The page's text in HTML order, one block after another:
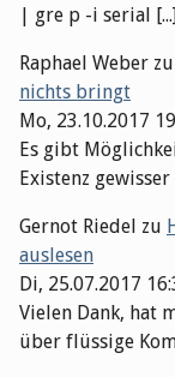
| gre p -i serial [...]
Raphael Weber zu
nichts bringt
Mo, 23.10.2017
Es gibt
Existenz gewisser
Gernot Riedel zu
auslesen
Di, 25.07.2017
Vielen Dank, hat
über flüssige